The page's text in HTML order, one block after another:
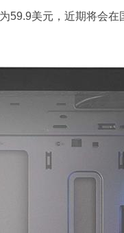
59.9美元，近期将会